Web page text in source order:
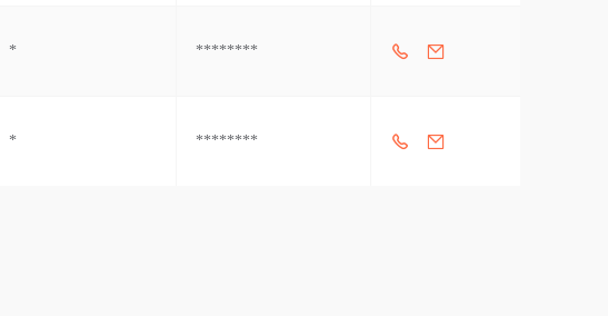
* ********
* ********